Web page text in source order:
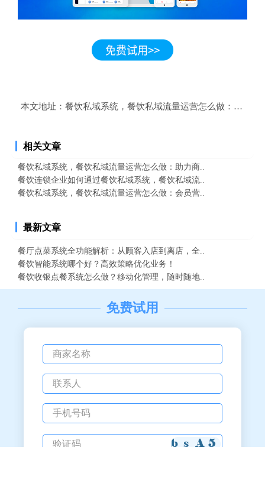
本文地址： 餐饮私域系统，餐饮私域流量运营怎么做：多渠道
相关文章
餐饮私域系统，餐饮私域流量运营怎么做：助力商..
餐饮连锁企业如何通过餐饮私域系统，餐饮私域流..
餐饮私域系统，餐饮私域流量运营怎么做：会员营..
最新文章
餐厅点菜系统全功能解析：从顾客入店到离店，全..
餐饮智能系统哪个好？高效策略优化业务！
餐饮收银点餐系统怎么做？移动化管理，随时随地..
免费试用